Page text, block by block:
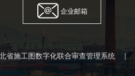
企业邮箱
省施工图数字化联合审查管理系统 |